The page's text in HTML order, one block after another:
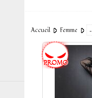
Entrez vite
Nous
Accueil Femme